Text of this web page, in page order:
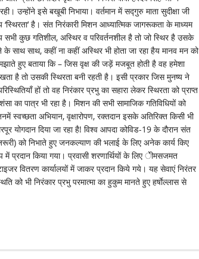
उन्होंने इसे बखूबी निभाया। वर्तमान में सद्गुरु माता सुदीक्षा जी
है। संत निरंकारी मिशन आध्यात्मिक जागरूकता के माध्यम
कुछ गतिशील, अस्थिर व परिवर्तनशील है तो जो स्थिर है उसके
साथ, कहीं ना कहीं अस्थिर भी होता जा रहा हैय मानव मन को
हुए बताया कि – जिस वृक्ष की जड़ें मजबूत होती है वह हमेशा
है तो उसकी स्थिरता बनी रहती है। इसी प्रकार जिस मुनष्य ने
हों तो वह निरंकार प्रभु का सहारा लेकर स्थिरता को प्राप्त
पात्र भी रहा है। मिशन की सभी सामाजिक गतिविधियों को
अभियान, वृक्षारोपण, रक्तदान इसके अतिरिक्त किसी भी
योगदान दिया जा रहा है! विश्व आपदा कोविड-19 के दौरान संत
ज़रूरी) को निभाते हुए जनकल्याण की भलाई के लिए अनेक कार्य किए
प्रदान किया गया। प्रवासी शरणार्थियों के लिए ेीमसजमत
वितरण कार्यालयों में जाकर प्रदान किये गये। यह सेवाएं निरंतर
को भी निरंकार प्रभु परमात्मा का हुकुम मानते हुए हर्षाेल्लास से